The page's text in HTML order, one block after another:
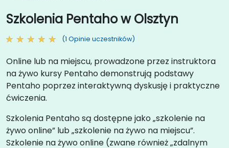
Szkolenia Pentaho w Olsztyn
(1 Opinie uczestników)
Online lub na miejscu, prowadzone przez instruktora
na żywo kursy Pentaho demonstrują podstawy
Pentaho poprzez interaktywną dyskusję i praktyczne
ćwiczenia.
Szkolenia Pentaho są dostępne jako „szkolenie na
żywo online” lub „szkolenie na żywo na miejscu”.
Szkolenie na żywo online (zwane również „zdalnym